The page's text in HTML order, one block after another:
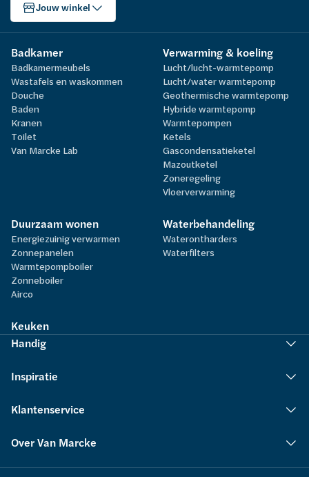
Jouw winkel
Badkamer
Badkamermeubels
Wastafels en waskommen
Douche
Baden
Kranen
Toilet
Van Marcke Lab
Verwarming & koeling
Lucht/lucht-warmtepomp
Lucht/water warmtepomp
Geothermische warmtepomp
Hybride warmtepomp
Warmtepompen
Ketels
Gascondensatieketel
Mazoutketel
Zoneregeling
Vloerverwarming
Duurzaam wonen
Energiezuinig verwarmen
Zonnepanelen
Warmtepompboiler
Zonneboiler
Airco
Waterbehandeling
Waterontharders
Waterfilters
Keuken
Handig
Inspiratie
Klantenservice
Over Van Marcke